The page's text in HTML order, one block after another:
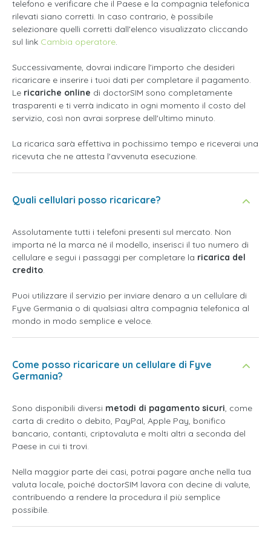
telefono e verificare che il Paese e la compagnia telefonica
rilevati siano corretti. In caso contrario, è possibile
selezionare quelli corretti dall'elenco visualizzato cliccando
sul link Cambia operatore.
Successivamente, dovrai indicare l'importo che desideri
ricaricare e inserire i tuoi dati per completare il pagamento.
Le ricariche online di doctorSIM sono completamente
trasparenti e ti verrà indicato in ogni momento il costo del
servizio, così non avrai sorprese dell'ultimo minuto.
La ricarica sarà effettiva in pochissimo tempo e riceverai una
ricevuta che ne attesta l'avvenuta esecuzione.
Quali cellulari posso ricaricare?
Assolutamente tutti i telefoni presenti sul mercato. Non
importa né la marca né il modello, inserisci il tuo numero di
cellulare e segui i passaggi per completare la ricarica del
credito.
Puoi utilizzare il servizio per inviare denaro a un cellulare di
Fyve Germania o di qualsiasi altra compagnia telefonica al
mondo in modo semplice e veloce.
Come posso ricaricare un cellulare di Fyve
Germania?
Sono disponibili diversi metodi di pagamento sicuri, come
carta di credito o debito, PayPal, Apple Pay, bonifico
bancario, contanti, criptovaluta e molti altri a seconda del
Paese in cui ti trovi.
Nella maggior parte dei casi, potrai pagare anche nella tua
valuta locale, poiché doctorSIM lavora con decine di valute,
contribuendo a rendere la procedura il più semplice
possibile.